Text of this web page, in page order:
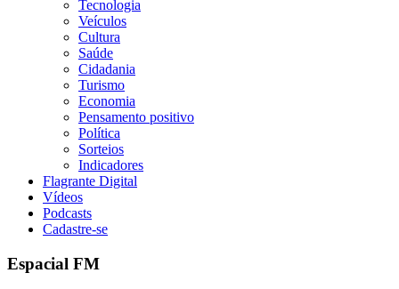
Tecnologia
Veículos
Cultura
Saúde
Cidadania
Turismo
Economia
Pensamento positivo
Política
Sorteios
Indicadores
Flagrante Digital
Vídeos
Podcasts
Cadastre-se
Espacial FM